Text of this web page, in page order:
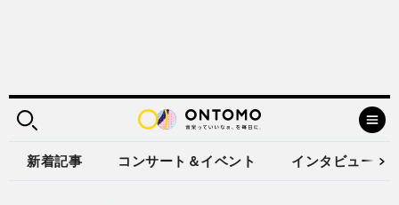
新着記事 コンサート＆イベント インタビュー